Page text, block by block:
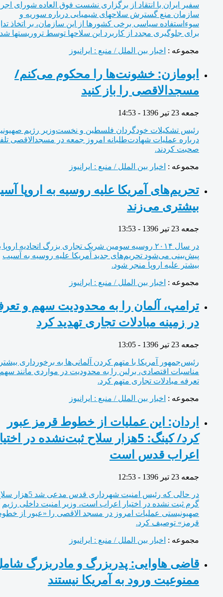
سفیر ایران با انتقاد از برگزاری نشست فوق العاده شورای اجرایی
سازمان منع گسترش سلاحهای شیمیایی درباره سوریه و
سوءاستفاده سیاسی برخی کشورها از این سازمان، بر اتخاذ تدابیری
برای جلوگیری مجدد از کاربرد این سلاحها توسط تروریستها شد.
مجموعه :اخبار بین الملل / منبع : ایرانیوز
ابومازن: خشونت‌ها را محکوم می‌کنم/
مسجد‌الاقصی را باز کنید
جمعه 23 تیر 1396 - 14:53
رئیس تشکیلات خودگردان فلسطین و نخست‌وزیر رژیم صهیونیستی
درباره عملیات شهادت‌طلبانه امروز جمعه در مسجد‌الاقصی تلفنی
صحبت کردند.
مجموعه :اخبار بین الملل / منبع : ایرانیوز
تحریم‌های آمریکا علیه روسیه به اروپا آسیب
بیشتری می‌زند
جمعه 23 تیر 1396 - 13:53
در سال ۲۰۱۴ روسیه سومین شریک تجاری بزرگ اتحادیه اروپا بود و
پیش‌بینی می‌شود تحریم‌های جدید آمریکا علیه روسیه به آسیب
بیشتر علیه اروپا منجر شود.
مجموعه :اخبار بین الملل / منبع : ایرانیوز
ترامپ، آلمان را به محدودیت سهم و تعرفه
در زمینه مبادلات تجاری تهدید کرد
جمعه 23 تیر 1396 - 13:05
رئیس‌جمهور آمریکا با متهم کردن آلمانی‌ها به برخورداری بیشتر در
مناسبات اقتصادی، برلین را به محدودیت در مواردی مانند سهم و
تعرفه مبادلات تجاری متهم کرد.
مجموعه :اخبار بین الملل / منبع : ایرانیوز
اردان: این عملیات از خطوط قرمز عبور
کرد/ کینگ: 5هزار سلاح ثبت‌نشده در اختیار
اعراب قدس است
جمعه 23 تیر 1396 - 12:53
در حالی که رئیس امنیت شهرداری قدس مدعی شد 5هزار سلاح
گرم ثبت نشده در اختیار اعراب است، وزیر امنیت داخلی رژیم
صهیونیستی عملیات امروز در مسجد الاقصی را «عبور از خطوط
قرمز» توصیف کرد.
مجموعه :اخبار بین الملل / منبع : ایرانیوز
قاضی هاوایی: پدربزرگ و مادربزرگ شامل
ممنوعیت ورود به آمریکا نیستند